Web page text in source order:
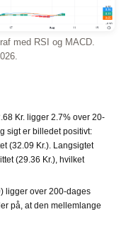
med RSI og MACD.
Kr. ligger 2.7% over 20-
sigt er billedet positivt:
(32.09 Kr.). Langsigtet
(29.36 Kr.), hvilket
ligger over 200-dages
på, at den mellemlange